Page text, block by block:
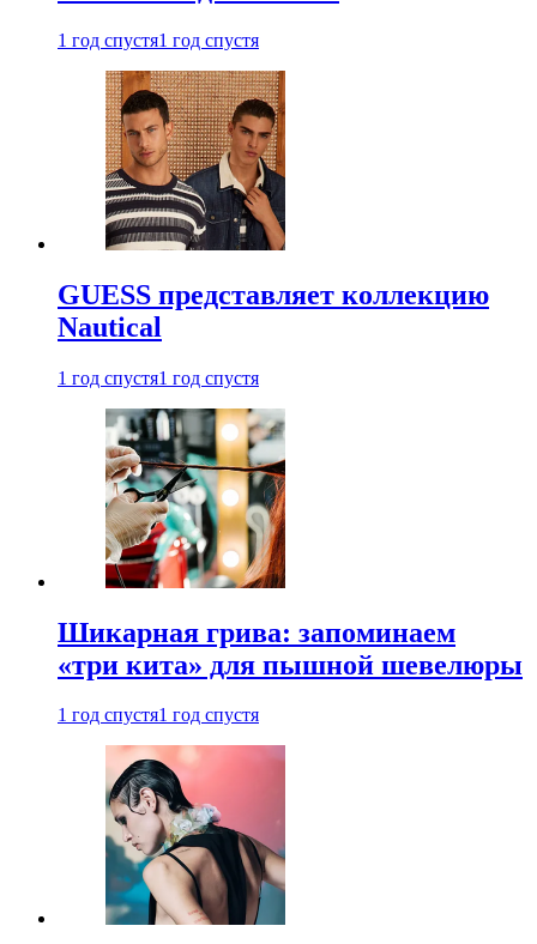
1 год спустя1 год спустя
GUESS представляет коллекцию
Nautical
1 год спустя1 год спустя
Шикарная грива: запоминаем
«три кита» для пышной шевелюры
1 год спустя1 год спустя